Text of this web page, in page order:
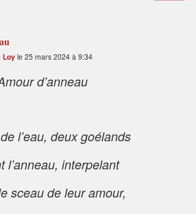
Loy le 25 mars 2024 à 9:34
d’anneau
l’eau, deux goélands
l’anneau, interpelant
sceau de leur amour,